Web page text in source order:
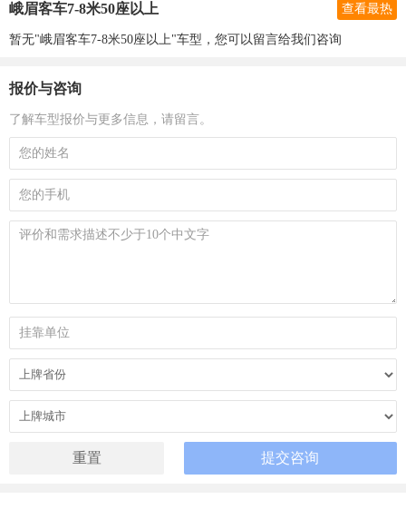
峨眉客车7-8米50座以上 查看最热
暂无"峨眉客车7-8米50座以上"车型，您可以留言给我们咨询
报价与咨询
了解车型报价与更多信息，请留言。